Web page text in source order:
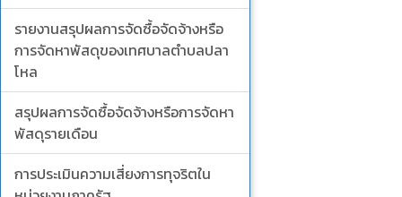
รายงานสรุปผลการจัดซื้อจัดจ้างหรือ
การจัดหาพัสดุของเทศบาลตำบลปลา
โหล
สรุปผลการจัดซื้อจัดจ้างหรือการจัดหา
พัสดุรายเดือน
การประเมินความเสี่ยงการทุจริตใน